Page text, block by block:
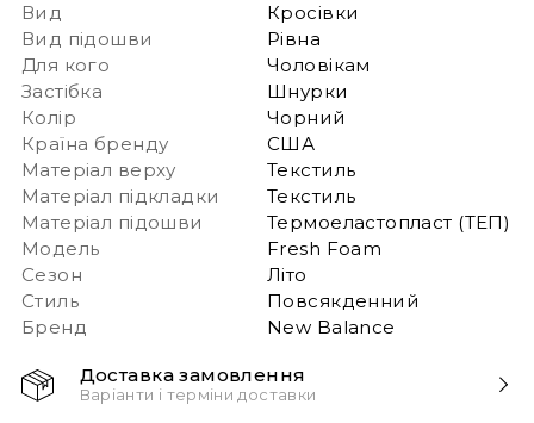
Вид
Кросівки
Вид підошви
Рівна
Для кого
Чоловікам
Застібка
Шнурки
Колір
Чорний
Країна бренду
США
Матеріал верху
Текстиль
Матеріал підкладки
Текстиль
Матеріал підошви
Термоеластопласт (ТЕП)
Модель
Fresh Foam
Сезон
Літо
Стиль
Повсякденний
Бренд
New Balance
Доставка замовлення
Варіанти і терміни доставки